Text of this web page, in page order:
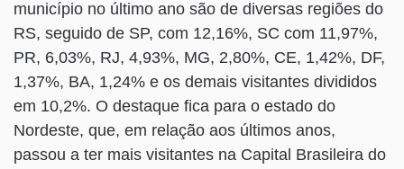
município no último ano são de diversas regiões do
RS, seguido de SP, com 12,16%, SC com 11,97%,
PR, 6,03%, RJ, 4,93%, MG, 2,80%, CE, 1,42%, DF,
1,37%, BA, 1,24% e os demais visitantes divididos
em 10,2%. O destaque fica para o estado do
Nordeste, que, em relação aos últimos anos,
passou a ter mais visitantes na Capital Brasileira do